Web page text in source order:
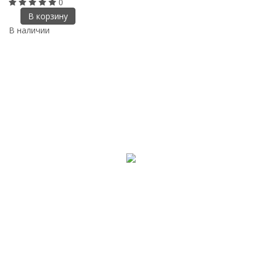
В корзину
В наличии